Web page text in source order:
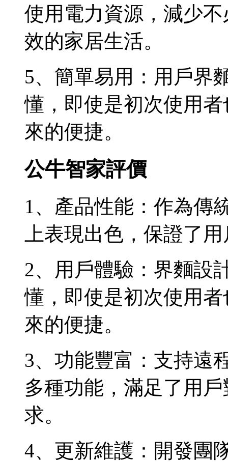
使用電力資源，減少
效的家居生活。
5、簡單易用：用戶界
懂，即使是初次使用
來的便捷。
公牛智家評價
1、產品性能：作為傳
上表現出色，保證了
2、用戶體驗：界麵設
懂，即使是初次使用
來的便捷。
3、功能豐富：支持遠
多種功能，滿足了用
求。
4、更新維護：開發團